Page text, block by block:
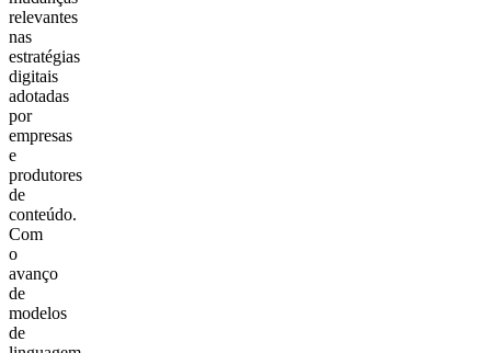
relevantes
nas
estratégias
digitais
adotadas
por
empresas
e
produtores
de
conteúdo.
Com
o
avanço
de
modelos
de